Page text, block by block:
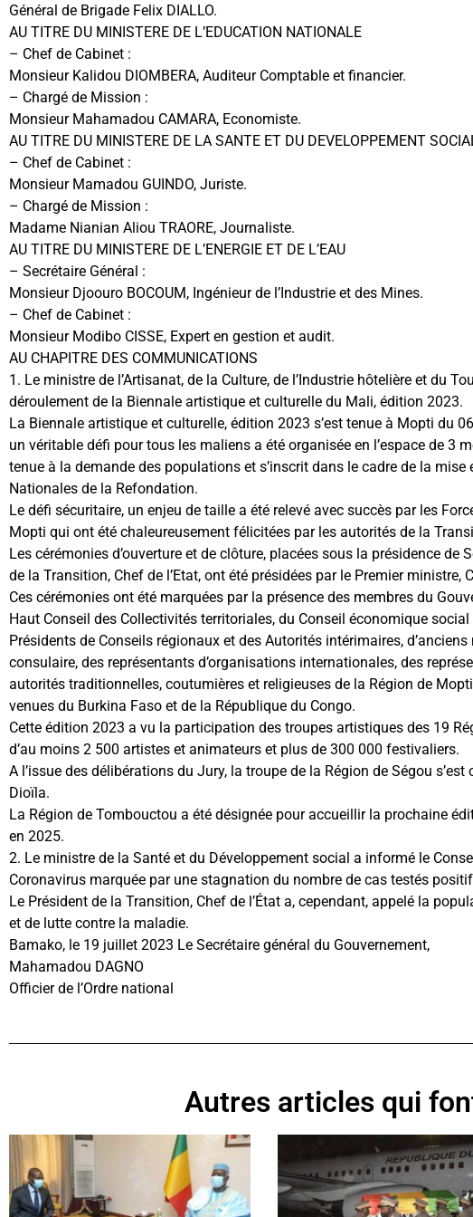
Général de Brigade Felix DIALLO.
AU TITRE DU MINISTERE DE L’EDUCATION NATIONALE
– Chef de Cabinet :
Monsieur Kalidou DIOMBERA, Auditeur Comptable et financier.
– Chargé de Mission :
Monsieur Mahamadou CAMARA, Economiste.
AU TITRE DU MINISTERE DE LA SANTE ET DU DEVELOPPEMENT
– Chef de Cabinet :
Monsieur Mamadou GUINDO, Juriste.
– Chargé de Mission :
Madame Nianian Aliou TRAORE, Journaliste.
AU TITRE DU MINISTERE DE L’ENERGIE ET DE L’EAU
– Secrétaire Général :
Monsieur Djoouro BOCOUM, Ingénieur de l’Industrie et des Mines.
– Chef de Cabinet :
Monsieur Modibo CISSE, Expert en gestion et audit.
AU CHAPITRE DES COMMUNICATIONS
1. Le ministre de l’Artisanat, de la Culture, de l’Industrie hôtelière et du
déroulement de la Biennale artistique et culturelle du Mali, édition 2023.
La Biennale artistique et culturelle, édition 2023 s’est tenue à Mopti du
un véritable défi pour tous les maliens a été organisée en l’espace de 3
tenue à la demande des populations et s’inscrit dans le cadre de la
Nationales de la Refondation.
Le défi sécuritaire, un enjeu de taille a été relevé avec succès par les
Mopti qui ont été chaleureusement félicitées par les autorités de la
Les cérémonies d’ouverture et de clôture, placées sous la présidence de
de la Transition, Chef de l’Etat, ont été présidées par le Premier ministre,
Ces cérémonies ont été marquées par la présence des membres du
Haut Conseil des Collectivités territoriales, du Conseil économique
Présidents de Conseils régionaux et des Autorités intérimaires,
consulaire, des représentants d’organisations internationales, des
autorités traditionnelles, coutumières et religieuses de la Région de
venues du Burkina Faso et de la République du Congo.
Cette édition 2023 a vu la participation des troupes artistiques des 19
d’au moins 2 500 artistes et animateurs et plus de 300 000 festivaliers.
A l’issue des délibérations du Jury, la troupe de la Région de Ségou
Dioïla.
La Région de Tombouctou a été désignée pour accueillir la prochaine
en 2025.
2. Le ministre de la Santé et du Développement social a informé le
Coronavirus marquée par une stagnation du nombre de cas testés
Le Président de la Transition, Chef de l’État a, cependant, appelé la
et de lutte contre la maladie.
Bamako, le 19 juillet 2023 Le Secrétaire général du Gouvernement,
Mahamadou DAGNO
Officier de l’Ordre national
Autres articles qui